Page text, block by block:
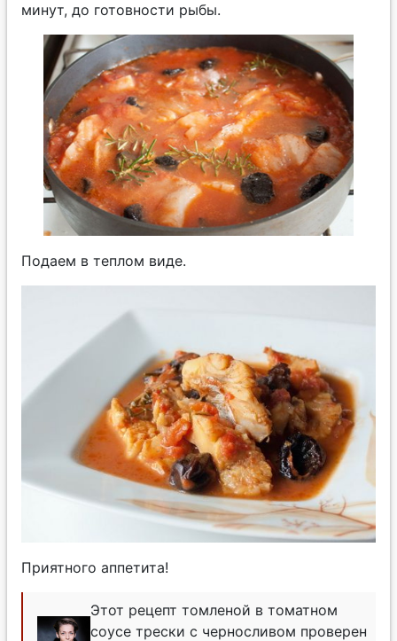
минут, до готовности рыбы.
Подаем в теплом виде.
Приятного аппетита!
Этот рецепт томленой в томатном
соусе трески с черносливом проверен